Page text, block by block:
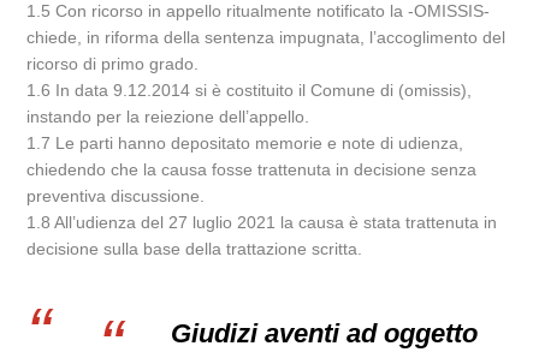
1.5 Con ricorso in appello ritualmente notificato la -OMISSIS-
chiede, in riforma della sentenza impugnata, l’accoglimento del
ricorso di primo grado.
1.6 In data 9.12.2014 si è costituito il Comune di (omissis),
instando per la reiezione dell’appello.
1.7 Le parti hanno depositato memorie e note di udienza,
chiedendo che la causa fosse trattenuta in decisione senza
preventiva discussione.
1.8 All’udienza del 27 luglio 2021 la causa è stata trattenuta in
decisione sulla base della trattazione scritta.
Giudizi aventi ad oggetto